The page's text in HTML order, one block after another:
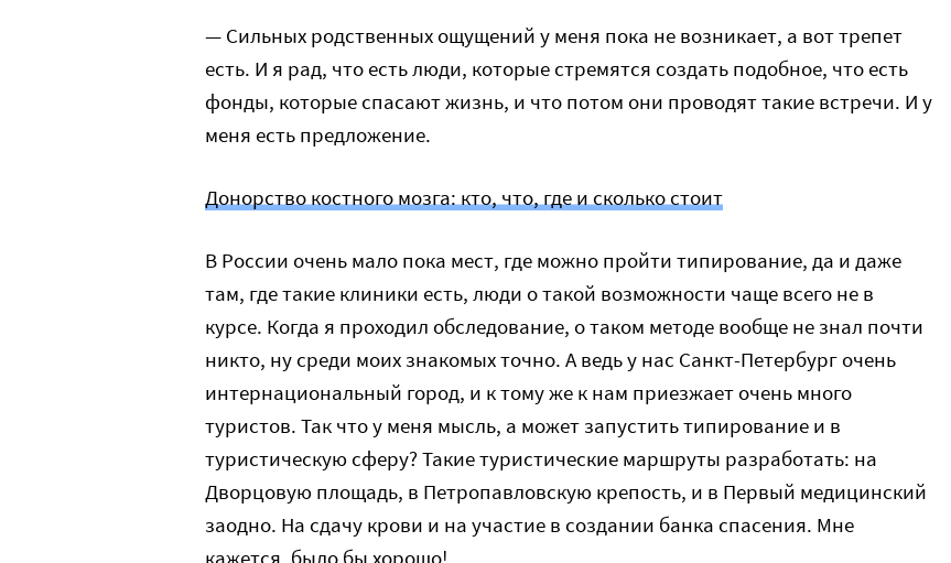
— Сильных родственных ощущений у меня пока не возникает, а вот трепет
есть. И я рад, что есть люди, которые стремятся создать подобное, что есть
фонды, которые спасают жизнь, и что потом они проводят такие встречи. И у
меня есть предложение.
Донорство костного мозга: кто, что, где и сколько стоит
В России очень мало пока мест, где можно пройти типирование, да и даже
там, где такие клиники есть, люди о такой возможности чаще всего не в
курсе. Когда я проходил обследование, о таком методе вообще не знал почти
никто, ну среди моих знакомых точно. А ведь у нас Санкт-Петербург очень
интернациональный город, и к тому же к нам приезжает очень много
туристов. Так что у меня мысль, а может запустить типирование и в
туристическую сферу? Такие туристические маршруты разработать: на
Дворцовую площадь, в Петропавловскую крепость, и в Первый медицинский
заодно. На сдачу крови и на участие в создании банка спасения. Мне